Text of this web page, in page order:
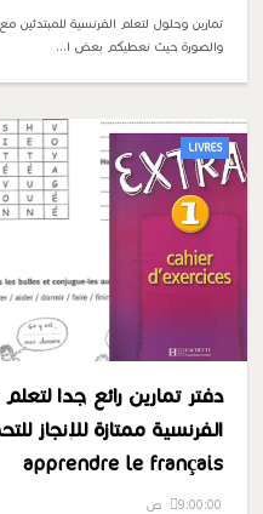
تمارين وحلول لتعلم الفرنسية للمبتدئين
والصورة حيث نعطيكم بعض ا…
LIVRES
دفتر تمارين رائع جدا لتعلم
الفرنسية ممتازة للإنجاز
apprendre le français
9:00:00 ص